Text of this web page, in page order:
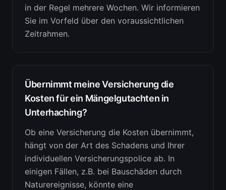
in der Regel mehrere Wochen. Wir informieren
Sie im Vorfeld über den voraussichtlichen
Zeitrahmen.
Übernimmt meine Versicherung die
Kosten für ein Mängelgutachten in
Unterhaching?
Ob eine Versicherung die Kosten übernimmt,
hängt von der Art des Schadens und Ihrer
individuellen Versicherungspolice ab. In
einigen Fällen, z.B. bei Bauschäden durch
Naturereignisse, könnte eine